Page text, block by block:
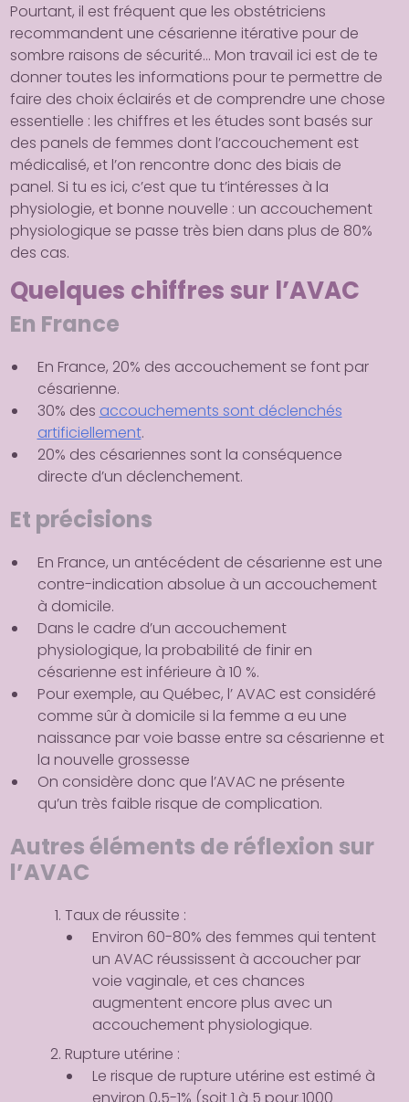
Pourtant, il est fréquent que les obstétriciens
recommandent une césarienne itérative pour de
sombre raisons de sécurité… Mon travail ici est de te
donner toutes les informations pour te permettre de
faire des choix éclairés et de comprendre une chose
essentielle : les chiffres et les études sont basés sur
des panels de femmes dont l’accouchement est
médicalisé, et l’on rencontre donc des biais de
panel. Si tu es ici, c’est que tu t’intéresses à la
physiologie, et bonne nouvelle : un accouchement
physiologique se passe très bien dans plus de 80%
des cas.
Quelques chiffres sur l’AVAC
En France
En France, 20% des accouchement se font par
césarienne.
30% des accouchements sont déclenchés
artificiellement.
20% des césariennes sont la conséquence
directe d’un déclenchement.
Et précisions
En France, un antécédent de césarienne est une
contre-indication absolue à un accouchement
à domicile.
Dans le cadre d’un accouchement
physiologique, la probabilité de finir en
césarienne est inférieure à 10 %.
Pour exemple, au Québec, l’ AVAC est considéré
comme sûr à domicile si la femme a eu une
naissance par voie basse entre sa césarienne et
la nouvelle grossesse
On considère donc que l’AVAC ne présente
qu’un très faible risque de complication.
Autres éléments de réflexion sur
l’AVAC
Taux de réussite :
Environ 60-80% des femmes qui tentent
un AVAC réussissent à accoucher par
voie vaginale, et ces chances
augmentent encore plus avec un
accouchement physiologique.
Rupture utérine :
Le risque de rupture utérine est estimé à